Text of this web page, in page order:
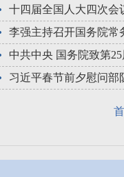
十四届全国人大四次会
中共中央 国务院致第